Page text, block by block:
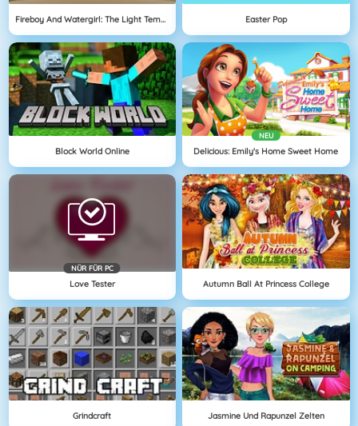
Fireboy And Watergirl: The Light Temple Easter Pop
Block World Online
NEU
Delicious: Emily's Home Sweet Home
NÜR FÜR PC
Love Tester Autumn Ball At Princess College
Grindcraft Jasmine Und Rapunzel Zelten